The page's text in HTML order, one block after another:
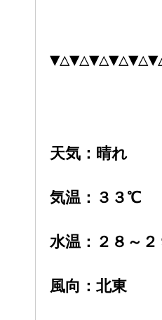
天気：晴れ
気温：３３ ℃
水温：２８～
風向：北東